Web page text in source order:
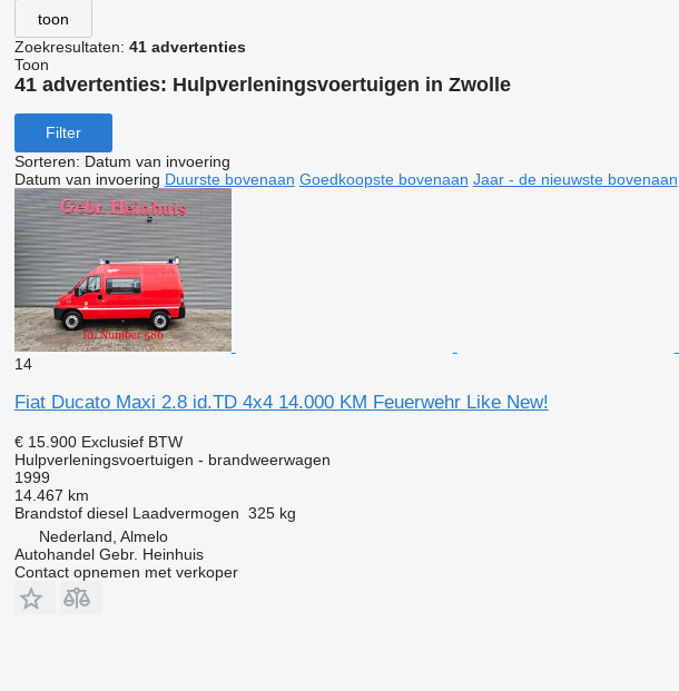
toon
Zoekresultaten: 41 advertenties
Toon
41 advertenties: Hulpverleningsvoertuigen in Zwolle
Filter
Sorteren: Datum van invoering
Datum van invoering Duurste bovenaan Goedkoopste bovenaan Jaar - de nieuwste bovenaan
14
Fiat Ducato Maxi 2.8 id.TD 4x4 14.000 KM Feuerwehr Like New!
€ 15.900 Exclusief BTW
Hulpverleningsvoertuigen - brandweerwagen
1999
14.467 km
Brandstof diesel Laadvermogen 325 kg
Nederland, Almelo
Autohandel Gebr. Heinhuis
Contact opnemen met verkoper